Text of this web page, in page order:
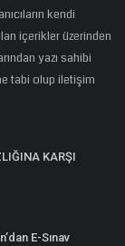
kendi
içerikler üzerinden
yazı sahibi
tabi olup iletişim
KARŞI
E-Sınav